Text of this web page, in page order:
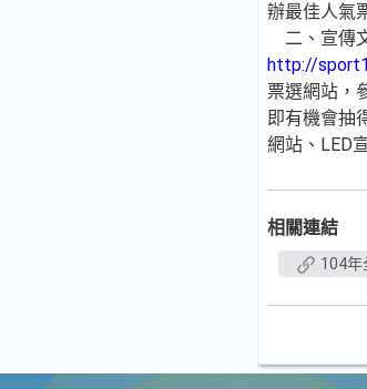
辦最佳人氣
二、宣傳
http://
票選網站，
即有機會抽
網站、LED
相關連結
104年